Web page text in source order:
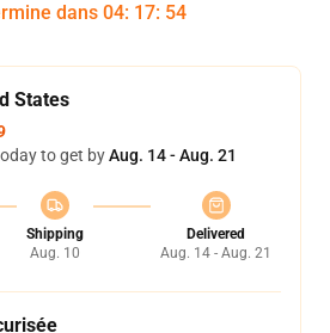
dans 04: 17: 53
States
to get byAug. 14 - Aug. 21
Shipping
Aug. 10
Delivered
Aug. 14 - Aug. 21